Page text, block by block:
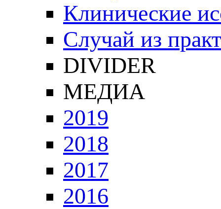
Клинические
Случай из
DIVIDER
МЕДИА
2019
2018
2017
2016